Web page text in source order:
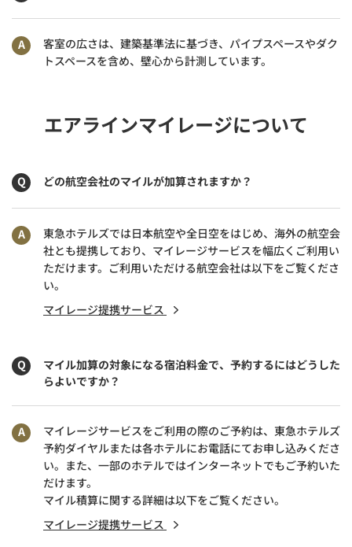
客室の広さは、建築基準法に基づき、パイプスペースやダク
トスペースを含め、壁心から計測しています。
エアラインマイレージについて
どの航空会社のマイルが加算されますか？
東急ホテルズでは日本航空や全日空をはじめ、海外の航空会
社とも提携しており、マイレージサービスを幅広くご利用い
ただけます。ご利用いただける航空会社は以下をご覧くださ
い。
マイレージ提携サービス
マイル加算の対象になる宿泊料金で、予約するにはどうした
らよいですか？
マイレージサービスをご利用の際のご予約は、東急ホテルズ
予約ダイヤルまたは各ホテルにお電話にてお申し込みくださ
い。また、一部のホテルではインターネットでもご予約いた
だけます。
マイル積算に関する詳細は以下をご覧ください。
マイレージ提携サービス